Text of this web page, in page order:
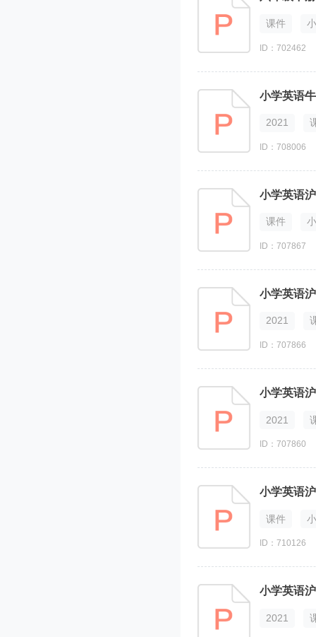
课件
ID：702462
小学英语
2021
ID：708006
小学英语
课件
ID：707867
小学英语
2021
ID：707866
2021
ID：707860
课件
ID：710126
小学英语
2021